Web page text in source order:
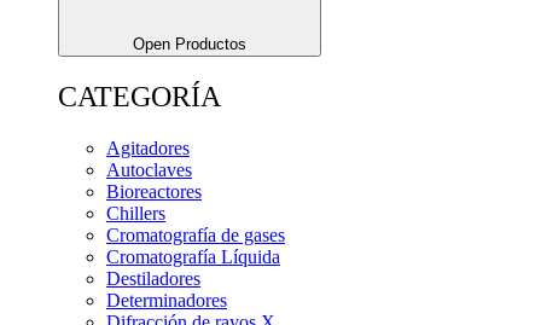
Open Productos
CATEGORÍA
Agitadores
Autoclaves
Bioreactores
Chillers
Cromatografía de gases
Cromatografía Líquida
Destiladores
Determinadores